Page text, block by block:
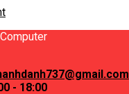
- 18:00